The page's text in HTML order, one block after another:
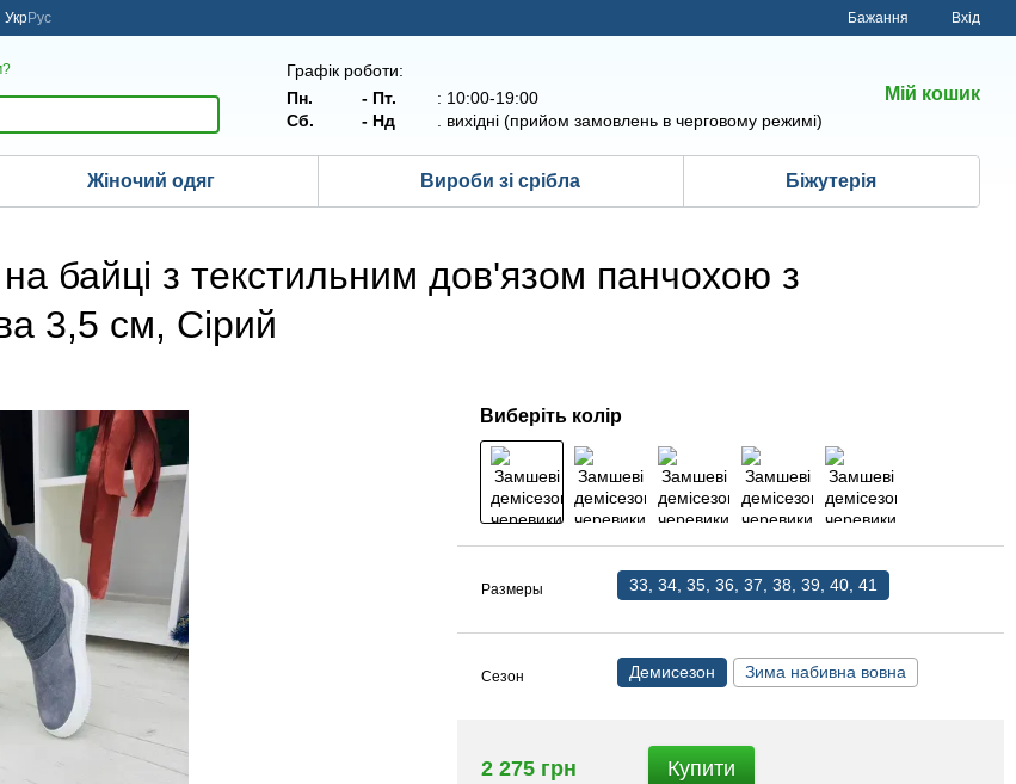
УкрРус Бажання Вхід
Графік роботи:
Пн.
- Пт.
: 10:00-19:00
Сб.
- Нд вихідні (прийом замовлень в черговому режимі)
Мій кошик
Жіночий одяг Вироби зі срібла Біжутерія
байці з текстильним дов'язом панчохою з
3,5 см, Сірий
Виберіть колір
Размеры 33, 34, 35, 36, 37, 38, 39, 40, 41
Сезон Демисезон Зима набивна вовна
2 275 грн Купити